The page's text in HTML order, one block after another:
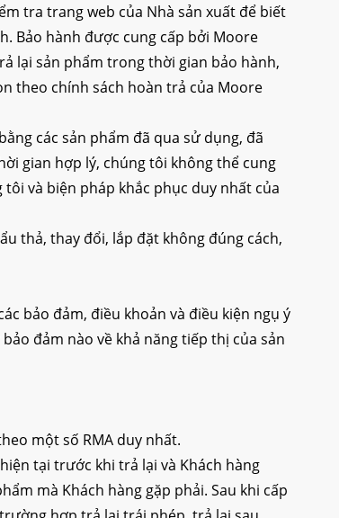
tra trang web của Nhà sản xuất để biết
Bảo hành được cung cấp bởi Moore
lại sản phẩm trong thời gian bảo hành,
theo chính sách hoàn trả của Moore
các sản phẩm đã qua sử dụng, đã
gian hợp lý, chúng tôi không thể cung
và biện pháp khắc phục duy nhất của
thả, thay đổi, lắp đặt không đúng cách,
bảo đảm, điều khoản và điều kiện ngụ ý
đảm nào về khả năng tiếp thị của sản
một số RMA duy nhất.
tại trước khi trả lại và Khách hàng
mà Khách hàng gặp phải. Sau khi cấp